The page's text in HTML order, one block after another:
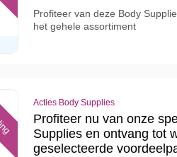
Profiteer van deze Body
het gehele assortiment
Acties Body Supplies
Profiteer nu van onze
Supplies en ontvang tot
geselecteerde